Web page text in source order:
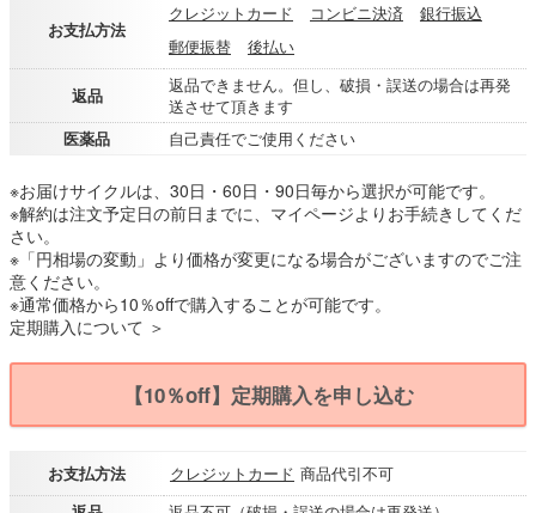
お支払方法
クレジットカード コンビニ決済
銀行振込
郵便振替
後払い
返品
返品できません。但し、破損・誤送の場合は再発
送させて頂きます
医薬品
自己責任でご使用ください
※お届けサイクルは、30日・60日・90日毎から選択が可能です。
※解約は注文予定日の前日までに、マイページよりお手続きしてくだ
さい。
※「円相場の変動」より価格が変更になる場合がございますのでご注
意ください。
※通常価格から10％offで購入することが可能です。
定期購入について ＞
【10％off】定期購入を申し込む
お支払方法 クレジットカード 商品代引不可